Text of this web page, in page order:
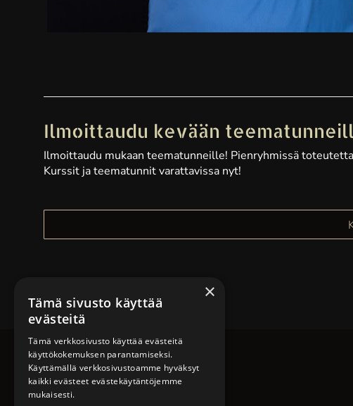
Ilmoittaudu kevään
Ilmoittaudu mukaan teematunneille! Pienryhmissä
Kurssit ja teematunnit varattavissa nyt!
×
Tämä sivusto käyttää
evästeitä
Tämä verkkosivusto käyttää evästeitä
käyttökokemuksen parantamiseksi.
Käyttämällä verkkosivustoamme hyväksyt
kaikki evästeet evästekäytäntöjemme
mukaisesti.